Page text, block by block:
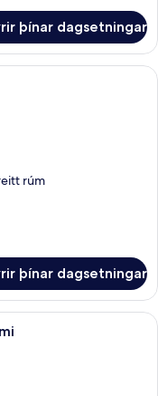
þínar dagsetningar
fyrir þrjá |
rúm
þínar dagsetningar
herbergi með tvíbreiðu